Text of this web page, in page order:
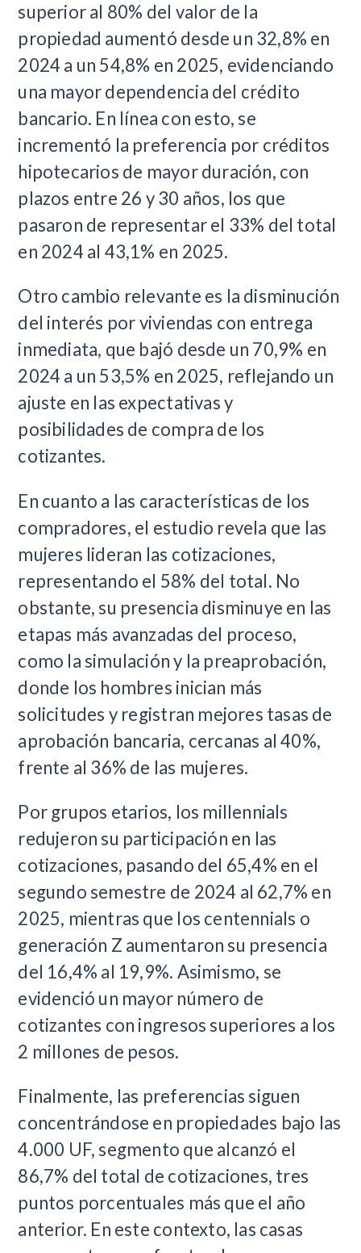
superior al 80% del valor de la
propiedad aumentó desde un 32,8% en
2024 a un 54,8% en 2025, evidenciando
una mayor dependencia del crédito
bancario. En línea con esto, se
incrementó la preferencia por créditos
hipotecarios de mayor duración, con
plazos entre 26 y 30 años, los que
pasaron de representar el 33% del total
en 2024 al 43,1% en 2025.
Otro cambio relevante es la disminución
del interés por viviendas con entrega
inmediata, que bajó desde un 70,9% en
2024 a un 53,5% en 2025, reflejando un
ajuste en las expectativas y
posibilidades de compra de los
cotizantes.
En cuanto a las características de los
compradores, el estudio revela que las
mujeres lideran las cotizaciones,
representando el 58% del total. No
obstante, su presencia disminuye en las
etapas más avanzadas del proceso,
como la simulación y la preaprobación,
donde los hombres inician más
solicitudes y registran mejores tasas de
aprobación bancaria, cercanas al 40%,
frente al 36% de las mujeres.
Por grupos etarios, los millennials
redujeron su participación en las
cotizaciones, pasando del 65,4% en el
segundo semestre de 2024 al 62,7% en
2025, mientras que los centennials o
generación Z aumentaron su presencia
del 16,4% al 19,9%. Asimismo, se
evidenció un mayor número de
cotizantes con ingresos superiores a los
2 millones de pesos.
Finalmente, las preferencias siguen
concentrándose en propiedades bajo las
4.000 UF, segmento que alcanzó el
86,7% del total de cotizaciones, tres
puntos porcentuales más que el año
anterior. En este contexto, las casas